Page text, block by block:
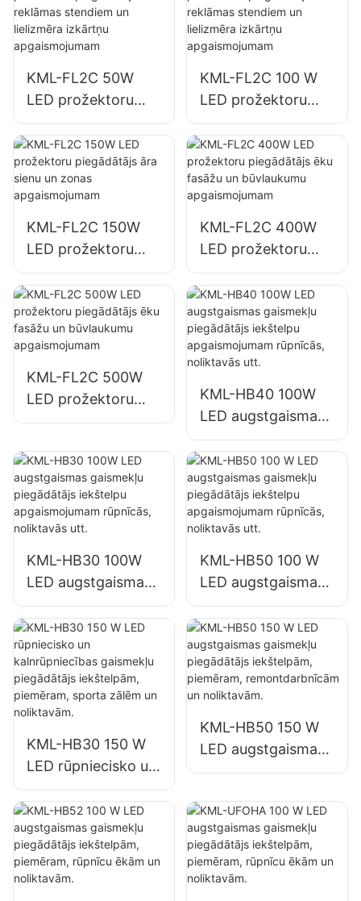
uzņēmumiem,
reklāmas stendiem
apgaismojumam.
KML-FL2C 50W
LED prožektoru
piegādātājs āra
reklāmas stendiem
un lielizmēra
izkārtņu
KML-FL2C 100 W
LED prožektoru
piegādātājs āra
reklāmas stendiem
un lielizmēra
izkārtņu
KML-FL2C 150W
LED prožektoru
piegādātājs āra
sienu un zonas
apgaismojumam
KML-FL2C 400W
LED prožektoru
piegādātājs ēku
fasāžu un
būvlaukumu
apgaismojumam
KML-FL2C 500W
LED prožektoru
piegādātājs ēku
būvlaukumu
apgaismojumam
KML-HB40 100W
LED augstgaismas
gaismekļu
piegādātājs
iekštelpu
apgaismojumam
rūpnīcās,
KML-HB30 100W
LED augstgaismas
gaismekļu
piegādātājs
iekštelpu
apgaismojumam
rūpnīcās,
noliktavās utt.
KML-HB50 100 W
LED augstgaismas
gaismekļu
piegādātājs
iekštelpu
apgaismojumam
rūpnīcās,
KML-HB30 150 W
LED rūpniecisko un
kalnrūpniecības
gaismekļu
piegādātājs
iekštelpām,
piemēram, sporta
KML-HB50 150 W
LED augstgaismas
gaismekļu
iekštelpām,
piemēram,
remontdarbnīcām
un noliktavām.